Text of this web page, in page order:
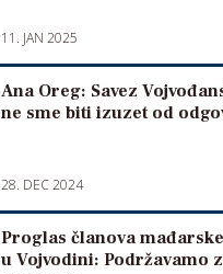
11. JAN 2025
Ana Oreg: Savez
ne sme biti izuzet od
28. DEC 2024
Proglas članova
u Vojvodini: Podržavamo